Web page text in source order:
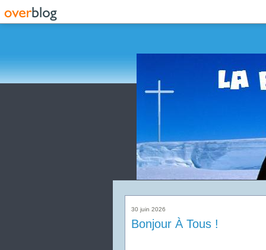
30 juin 2026
Bonjour À Tous !